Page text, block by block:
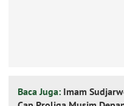
Baca Juga: Imam